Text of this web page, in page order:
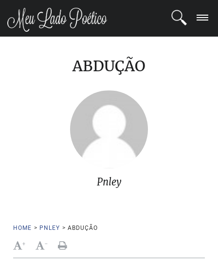
ABDUÇÃO
Pnley
HOME > PNLEY > ABDUÇÃO
+ -